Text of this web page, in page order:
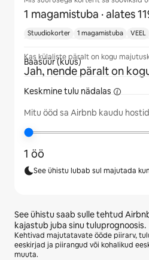
1 magamistuba · alates
Kas külaliste päralt on kogu
Jah, nende päralt on
Mitu ööd sa Airbnb kaudu
1 öö
See ühistu lubab sul majutada
See ühistu saab sulle tehtud
kajastub juba sinu tuluprognoosis.
Kehtivad majutatavate ööde piirarv,
eeskirjad ja piirangud või kohalikud
muuta.
Stuudiokorter 1 magamistuba VEEL
Baasüür (kuus)
Keskmine tulu nädalas